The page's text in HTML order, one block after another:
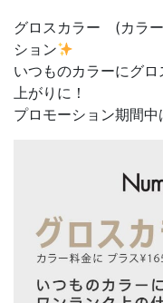
グロスカラー (カラ
ション
いつものカラーにグ
上がりに！
プロモーション期間中